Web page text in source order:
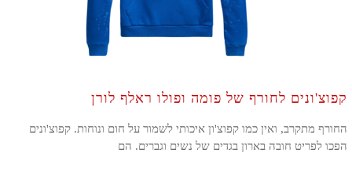
קפוצ'ונים לחורף של פומה ופולו ראלף לורן
החורף מתקרב, ואין כמו קפוצ'ון איכותי לשמור על חום ונוחות. קפוצ'ונים
הפכו לפריט חובה בארון בגדים של נשים וגברים. הם